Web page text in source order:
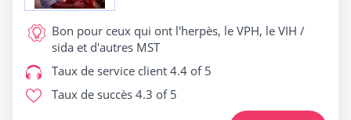
Bon pour ceux qui ont l'herpès, le VPH, le VIH /
sida et d'autres MST
Taux de service client 4.4 of 5
Taux de succès 4.3 of 5